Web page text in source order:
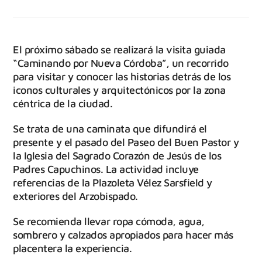
El próximo sábado se realizará la visita guiada
“Caminando por Nueva Córdoba”, un recorrido
para visitar y conocer las historias detrás de los
iconos culturales y arquitectónicos por la zona
céntrica de la ciudad.
Se trata de una caminata que difundirá el
presente y el pasado del Paseo del Buen Pastor y
la Iglesia del Sagrado Corazón de Jesús de los
Padres Capuchinos. La actividad incluye
referencias de la Plazoleta Vélez Sarsfield y
exteriores del Arzobispado.
Se recomienda llevar ropa cómoda, agua,
sombrero y calzados apropiados para hacer más
placentera la experiencia.